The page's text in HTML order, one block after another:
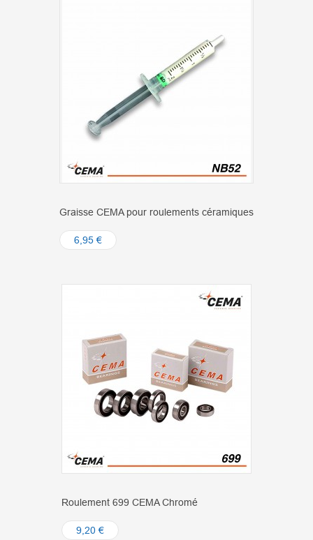
Graisse CEMA pour roulements céramiques
6,95 €
Roulement 699 CEMA Chromé
9,20 €